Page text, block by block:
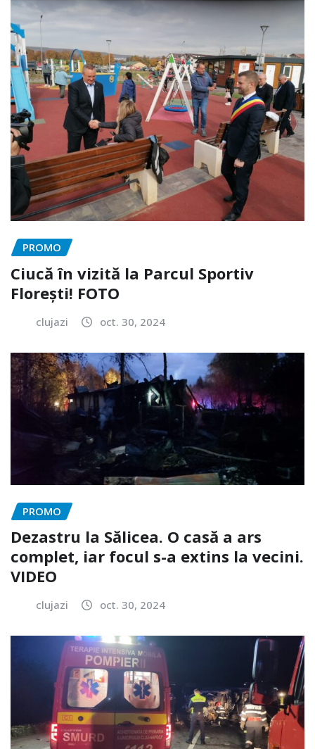
PROMO
Ciucă în vizită la Parcul Sportiv
Florești! FOTO
clujazi oct. 30, 2024
PROMO
Dezastru la Sălicea. O casă a ars
complet, iar focul s-a extins la vecini.
VIDEO
clujazi oct. 30, 2024